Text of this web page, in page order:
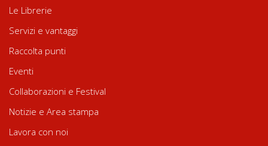
Le Librerie
Servizi e vantaggi
Raccolta punti
Eventi
Collaborazioni e Festival
Notizie e Area stampa
Lavora con noi